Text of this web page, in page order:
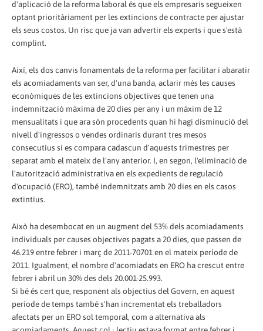
d'aplicació de la reforma laboral és que els empresaris segueixen
optant prioritàriament per les extincions de contracte per ajustar
els seus costos. Un risc que ja van advertir els experts i que s'està
complint.
Així, els dos canvis fonamentals de la reforma per facilitar i abaratir
els acomiadaments van ser, d'una banda, aclarir més les causes
econòmiques de les extincions objectives que tenen una
indemnització màxima de 20 dies per any i un màxim de 12
mensualitats i que ara són procedents quan hi hagi disminució del
nivell d'ingressos o vendes ordinaris durant tres mesos
consecutius si es compara cadascun d'aquests trimestres per
separat amb el mateix de l'any anterior. I, en segon, l'eliminació de
l'autorització administrativa en els expedients de regulació
d'ocupació (ERO), també indemnitzats amb 20 dies en els casos
extintius.
Això ha desembocat en un augment del 53% dels acomiadaments
individuals per causes objectives pagats a 20 dies, que passen de
46.219 entre febrer i març de 2011-70701 en el mateix període de
2011. Igualment, el nombre d'acomiadats en ERO ha crescut entre
febrer i abril un 30% des dels 20.001-25.993.
Si bé és cert que, responent als objectius del Govern, en aquest
període de temps també s'han incrementat els treballadors
afectats per un ERO sol temporal, com a alternativa als